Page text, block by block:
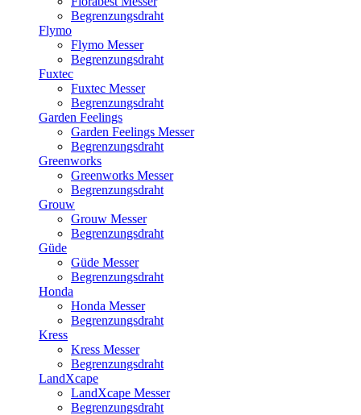
Begrenzungsdraht
Flymo
Flymo Messer
Begrenzungsdraht
Fuxtec
Fuxtec Messer
Begrenzungsdraht
Garden Feelings
Garden Feelings Messer
Begrenzungsdraht
Greenworks
Greenworks Messer
Begrenzungsdraht
Grouw
Grouw Messer
Begrenzungsdraht
Güde
Güde Messer
Begrenzungsdraht
Honda
Honda Messer
Begrenzungsdraht
Kress
Kress Messer
Begrenzungsdraht
LandXcape
LandXcape Messer
Begrenzungsdraht